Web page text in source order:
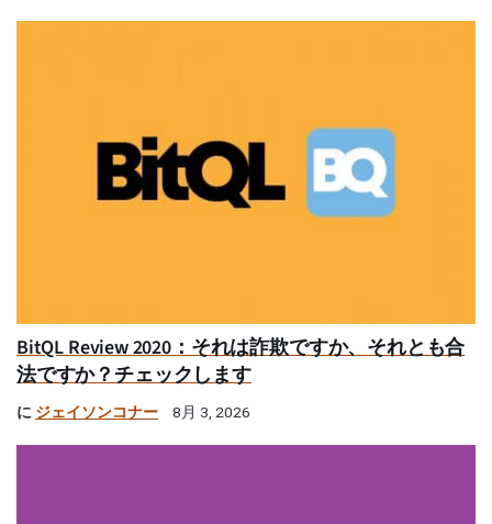
BitQL Review 2020：それは詐欺ですか、それとも合
法ですか？チェックします
に ジェイソンコナー 8月 3, 2026